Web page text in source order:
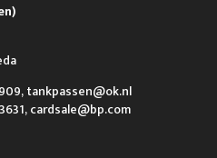
tankpassen@ok.nl
cardsale@bp.com